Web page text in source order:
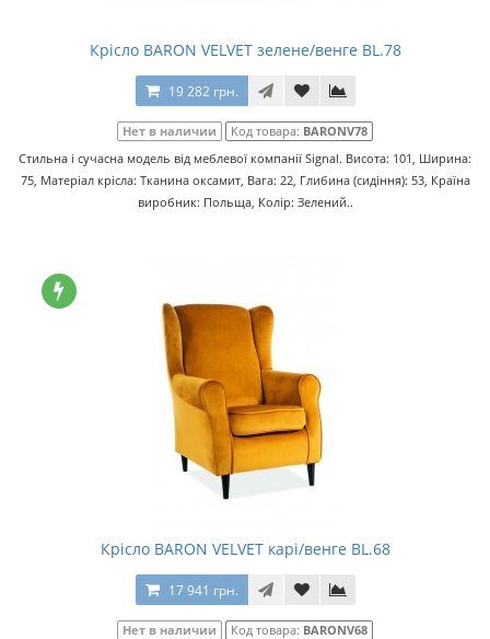
Крісло BARON VELVET зелене/венге BL.78
19 282 грн.
Нет в наличии Код товара: BARONV78
Стильна і сучасна модель від меблевої компанії Signal. Висота: 101, Ширина:
75, Матеріал крісла: Тканина оксамит, Вага: 22, Глибина (сидіння): 53, Країна
виробник: Польща, Колір: Зелений..
Крісло BARON VELVET карі/венге BL.68
17 941 грн.
Нет в наличии Код товара: BARONV68